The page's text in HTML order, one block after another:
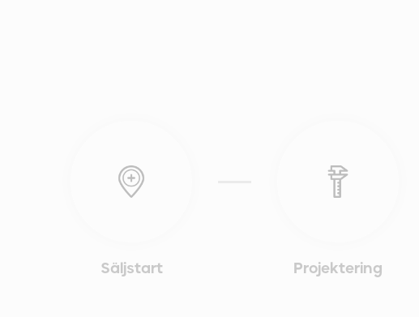
Säljstart Projektering